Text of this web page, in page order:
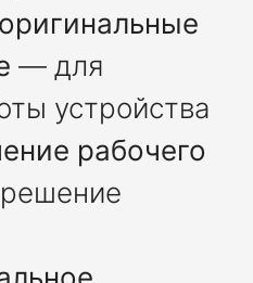
— для
устройства
рабочего